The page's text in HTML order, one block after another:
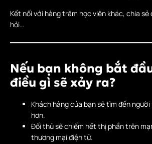
Kết nối với hàng trăm học viên khác, chia sẻ
hỏi…
Nếu bạn không bắt
điều gì sẽ xảy ra?
Khách hàng của bạn sẽ tìm đến
hơn.
Đối thủ sẽ chiếm hết thị phần trên
thương mại điện tử.